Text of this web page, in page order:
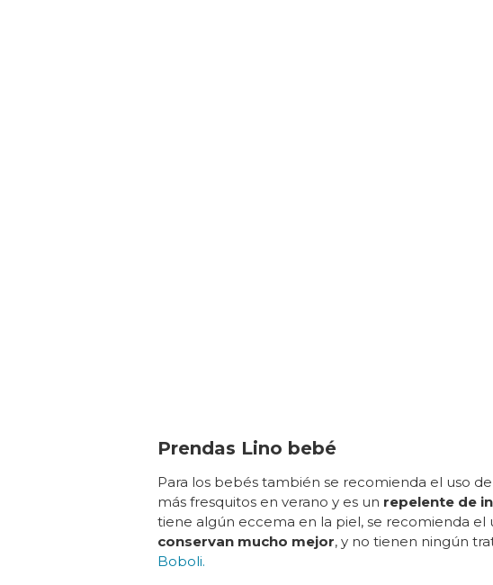
Prendas Lino bebé
Para los bebés también se recomienda el uso
más fresquitos en verano y es un repelente de
tiene algún eccema en la piel, se recomienda el
conservan mucho mejor, y no tienen ningún
Boboli.